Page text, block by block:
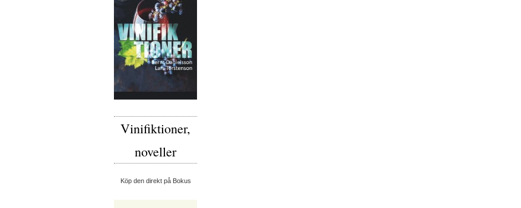
Vinifiktioner,
noveller
Köp den direkt på Bokus